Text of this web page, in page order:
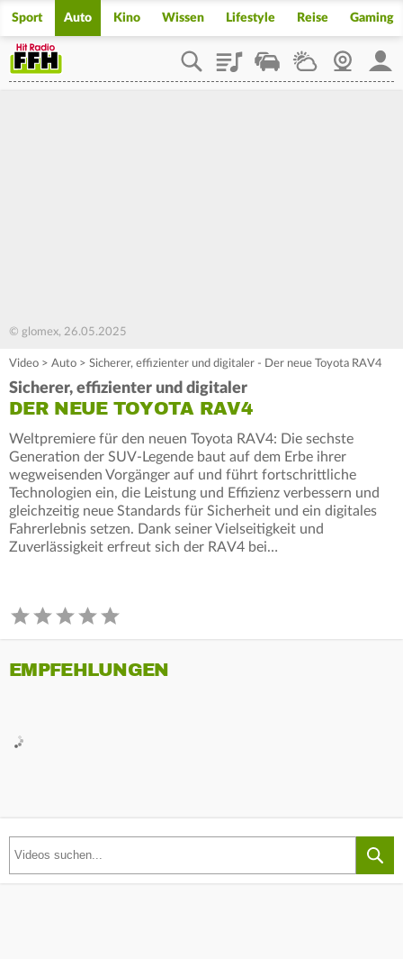
Sport Auto Kino Wissen Lifestyle Reise Gaming
PlaylistStaupilotWetterWebcam
© glomex, 26.05.2025
Video > Auto > Sicherer, effizienter und digitaler - Der neue Toyota RAV4
Sicherer, effizienter und digitaler
DER NEUE TOYOTA RAV4
Weltpremiere für den neuen Toyota RAV4: Die sechste
Generation der SUV-Legende baut auf dem Erbe ihrer
wegweisenden Vorgänger auf und führt fortschrittliche
Technologien ein, die Leistung und Effizienz verbessern und
gleichzeitig neue Standards für Sicherheit und ein digitales
Fahrerlebnis setzen. Dank seiner Vielseitigkeit und
Zuverlässigkeit erfreut sich der RAV4 bei…
EMPFEHLUNGEN